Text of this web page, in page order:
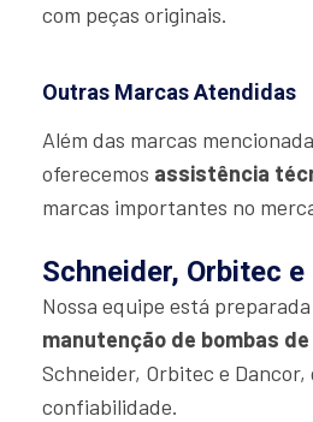
com peças originais.
Outras Marcas Atendidas
Além das marcas
oferecemos assistência
marcas importantes no
Schneider, Orbitec e
Nossa equipe está
manutenção de bombas de
Schneider, Orbitec e
confiabilidade.